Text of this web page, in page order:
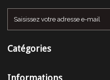
Catégories
Informations